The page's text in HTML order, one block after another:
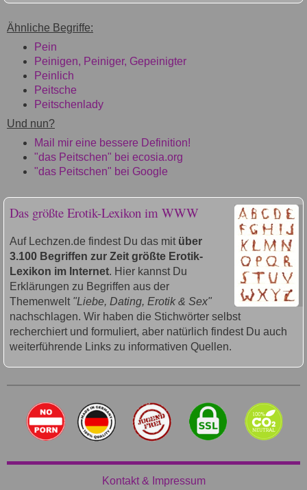
Ähnliche Begriffe:
Pein
Peinigen, Peiniger, Gepeinigter
Peinlich
Peitsche
Peitschenlady
Und nun?
Mail mir eine bessere Definition!
"das Peitschen" bei ecosia.org
"das Peitschen" bei Google
Das größte Erotik-Lexikon im WWW
Auf Lechzen.de findest Du das mit über
3.100 Begriffen zur Zeit größte Erotik-
Lexikon im Internet. Hier kannst Du
Erklärungen zu Begriffen aus der
Themenwelt "Liebe, Dating, Erotik & Sex"
nachschlagen. Wir haben die Stichwörter selbst
recherchiert und formuliert, aber natürlich findest Du auch
weiterführende Links zu informativen Quellen.
Kontakt & Impressum